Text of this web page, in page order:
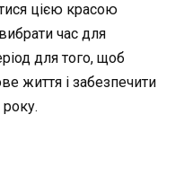
цією красою
час для
для того, щоб
життя і забезпечити